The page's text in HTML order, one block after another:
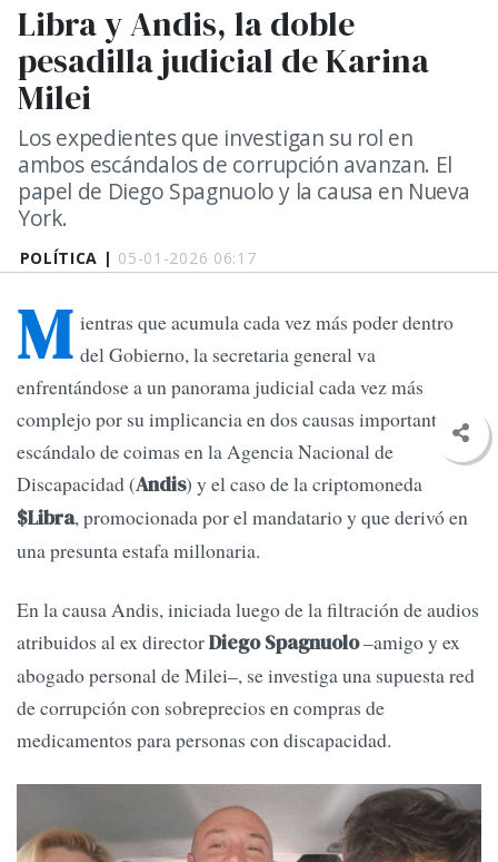
POLÍTICA | 05-01-2026 06:17
Libra y Andis, la doble
pesadilla judicial de Karina
Milei
Los expedientes que investigan su rol en
ambos escándalos de corrupción avanzan. El
papel de Diego Spagnuolo y la causa en Nueva
York.
M ientras que acumula cada vez más poder dentro
del Gobierno, la secretaria general va
enfrentándose a un panorama judicial cada vez más
complejo por su implicancia en dos causas importantes: el
escándalo de coimas en la Agencia Nacional de
Discapacidad (Andis) y el caso de la criptomoneda
$Libra, promocionada por el mandatario y que derivó en
una presunta estafa millonaria.
En la causa Andis, iniciada luego de la filtración de audios
atribuidos al ex directorDiego Spagnuolo–amigo y ex
abogado personal de Milei–, se investiga una supuesta red
de corrupción con sobreprecios en compras de
medicamentos para personas con discapacidad.